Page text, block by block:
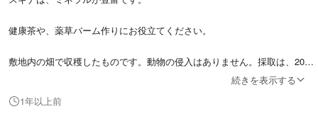
健康茶や、薬草バーム作りにお役立てください。
敷地内の畑で収穫したものです。動物の侵入はありません。採取は、2024
続きを表示する
1年以上前